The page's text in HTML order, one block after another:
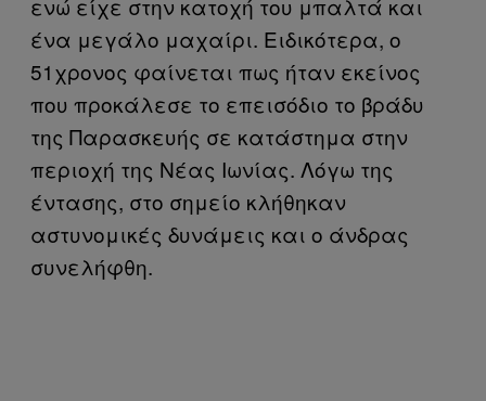
ένα μεγάλο μαχαίρι. Ειδικότερα, ο
51χρονος φαίνεται πως ήταν εκείνος
που προκάλεσε το επεισόδιο το βράδυ
της Παρασκευής σε κατάστημα στην
περιοχή της Νέας Ιωνίας. Λόγω της
έντασης, στο σημείο κλήθηκαν
αστυνομικές δυνάμεις και ο άνδρας
συνελήφθη.